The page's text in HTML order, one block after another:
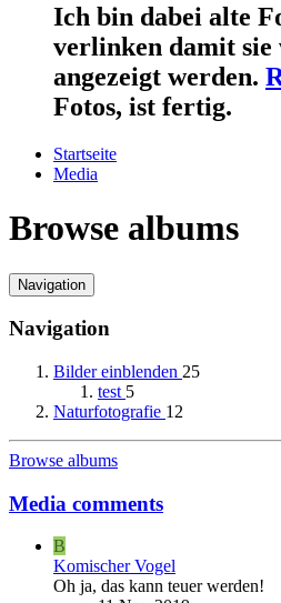
Ich bin dabei alte
verlinken damit
angezeigt werden.
Fotos, ist fertig.
Startseite
Media
Browse albums
Navigation
Navigation
Bilder einblenden 25
test 5
Naturfotografie 12
Browse albums
Media comments
B
Komischer Vogel
Oh ja, das kann teuer werden!